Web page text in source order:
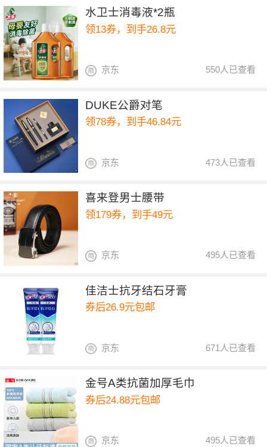
水卫士消毒液*2瓶
领13券，到手26.8元
550人已查看
京东
DUKE公爵对笔
领78券，到手46.84元
473人已查看
京东
喜来登男士腰带
领179券，到手49元
495人已查看
京东
佳洁士抗牙结石牙膏
券后26.9元包邮
671人已查看
京东
金号A类抗菌加厚毛巾
券后24.88元包邮
495人已查看
京东